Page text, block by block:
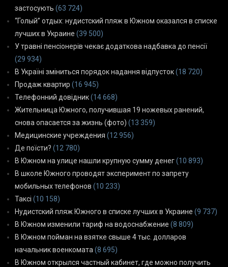
застосують (63 724)
“Голый” отдых: нудистский пляж в Южном оказался в списке
лучших в Украине (39 500)
У травні пенсіонерів чекає додаткова надбавка до пенсії
(29 934)
В Україні зміниться порядок надання відпусток(18 720)
Продаж квартир (16 945)
Телефонний довідник(14 668)
Жительница Южного, получившая 19 ножевых ранений,
снова опасается за жизнь (фото) (13 359)
Медицинские учреждения (12 956)
Де поїсти? (12 780)
В Южном на улице нашли крупную сумму денег(10 893)
В школе Южного проводят эксперимент по запрету
мобильных телефонов (10 233)
Таксі (10 158)
Нудистский пляж Южного в списке лучших в Украине (9 737)
В Южном изменили тариф на водоснабжение (8 809)
В Южном пойман на взятке свыше 4 тыс. долларов
начальник военкомата (8 695)
В Южном открылся частный кабинет, где можно получить